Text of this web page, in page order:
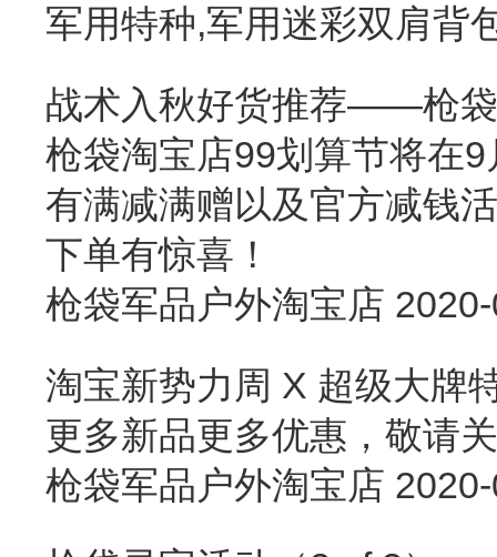
军用特种,军用迷彩双肩背
战术入秋好货推荐——枪
枪袋淘宝店99划算节将在
有满减满赠以及官方减钱
下单有惊喜！
枪袋军品户外淘宝店
淘宝新势力周 X 超级大
更多新品更多优惠，敬请
枪袋军品户外淘宝店